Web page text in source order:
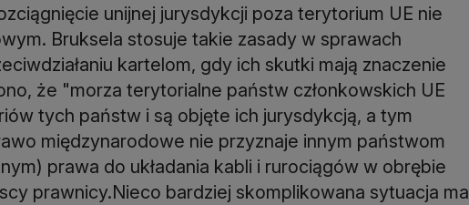
unijnej jurysdykcji poza terytorium UE nie
Bruksela stosuje takie zasady w sprawach
kartelom, gdy ich skutki mają znaczenie
że "morza terytorialne państw członkowskich UE
tych państw i są objęte ich jurysdykcją, a tym
międzynarodowe nie przyznaje innym państwom
prawa do układania kabli i rurociągów w obrębie
prawnicy.Nieco bardziej skomplikowana sytuacja ma